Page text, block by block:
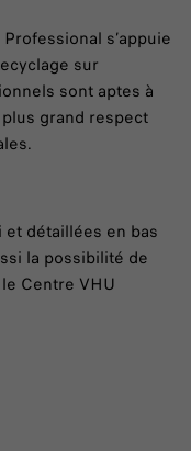
s’appuie
sur
sont aptes à
grand respect
détaillées en bas
la possibilité de
Centre VHU